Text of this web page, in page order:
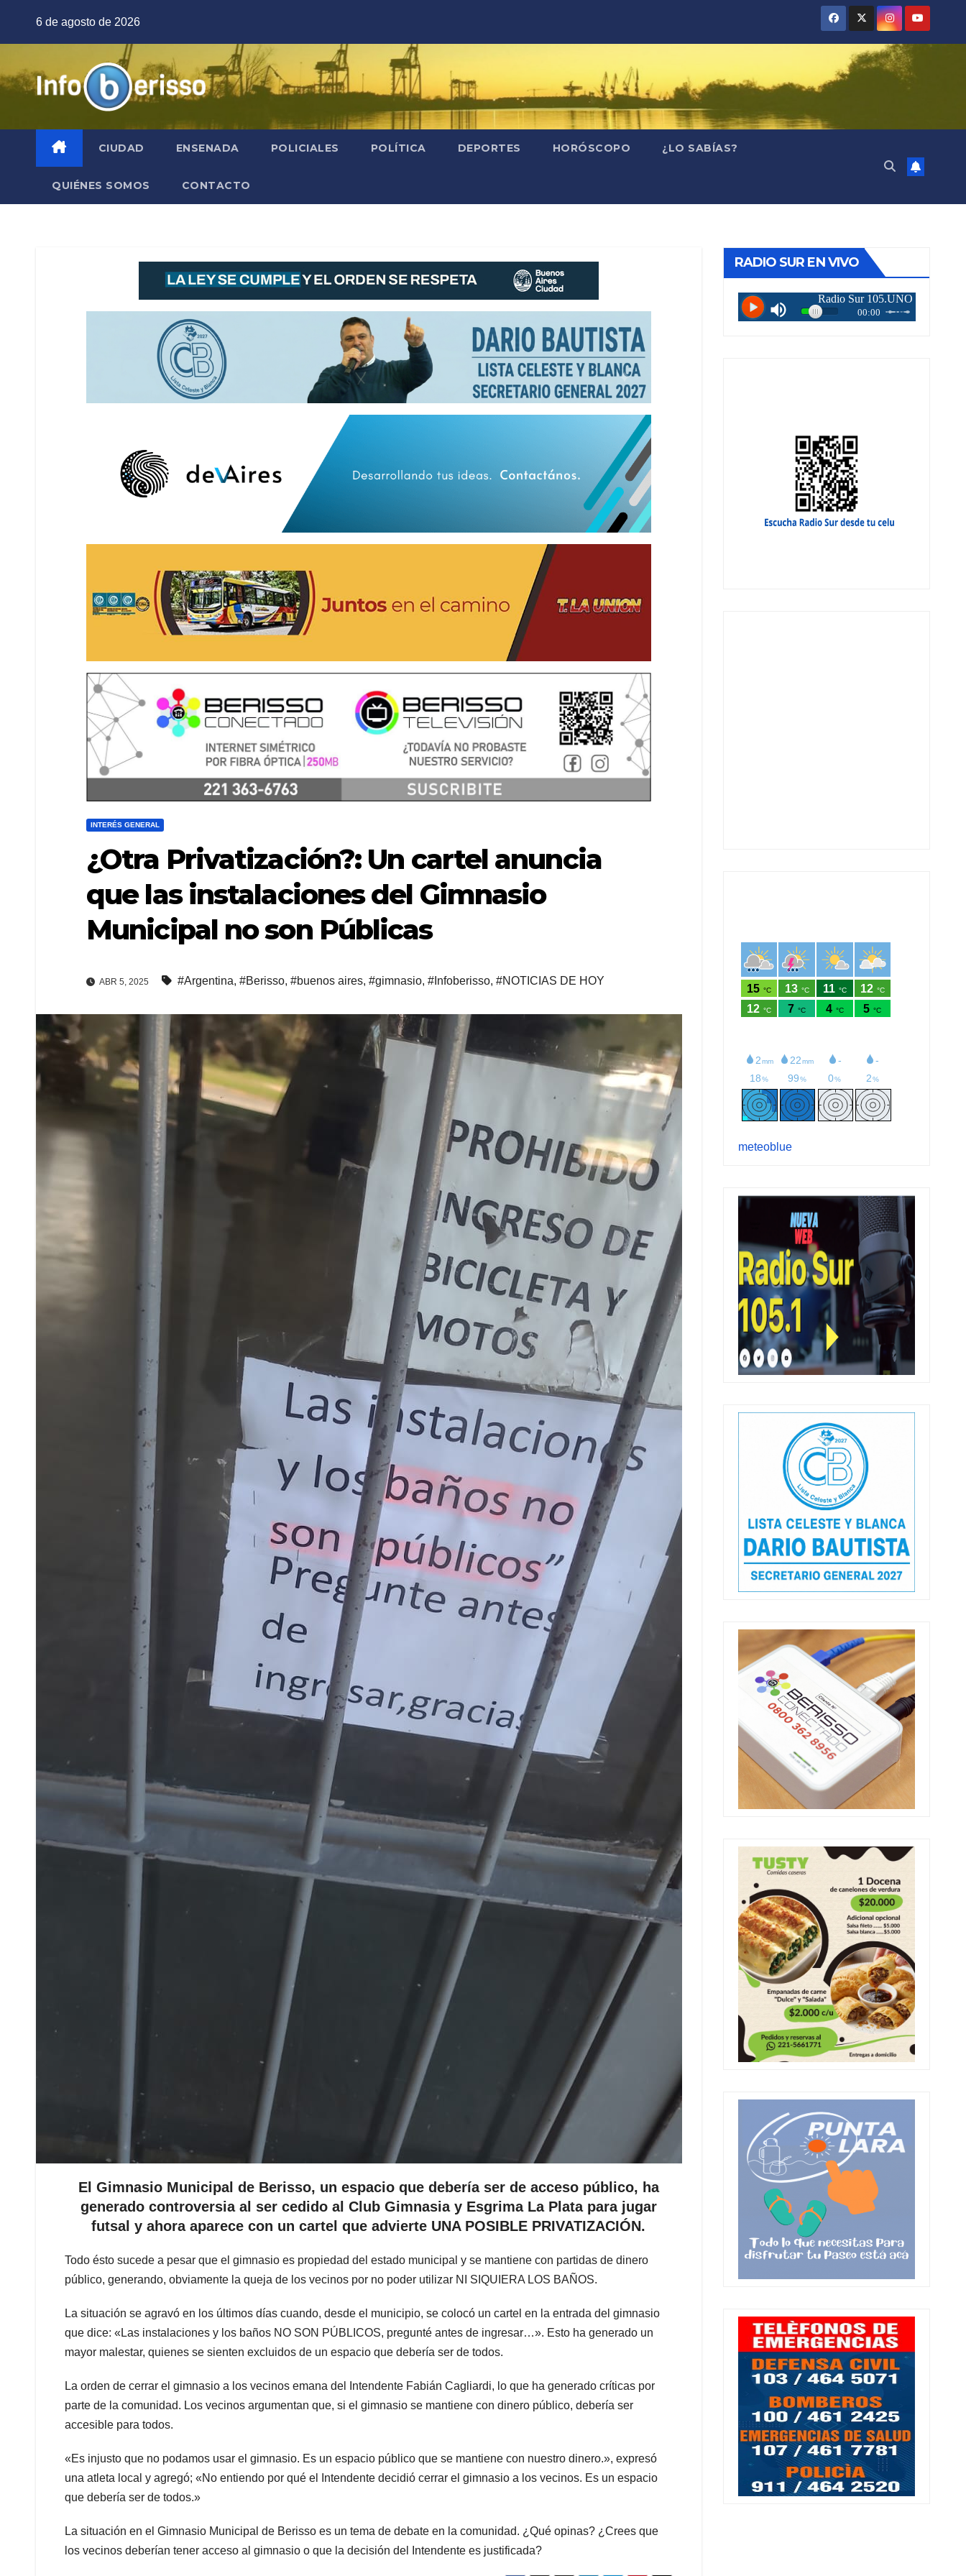
6 de agosto de 2026
CIUDAD ENSENADA POLICIALES POLÍTICA DEPORTES HORÓSCOPO ¿LO SABÍAS?
QUIÉNES SOMOS CONTACTO
INTERÉS GENERAL
¿Otra Privatización?: Un cartel anuncia
que las instalaciones del Gimnasio
Municipal no son Públicas
ABR 5, 2025 #Argentina, #Berisso, #buenos aires, #gimnasio, #Infoberisso, #NOTICIAS DE HOY
El Gimnasio Municipal de Berisso, un espacio que debería ser de acceso público, ha
generado controversia al ser cedido al Club Gimnasia y Esgrima La Plata para jugar
futsal y ahora aparece con un cartel que advierte UNA POSIBLE PRIVATIZACIÓN.
Todo ésto sucede a pesar que el gimnasio es propiedad del estado municipal y se mantiene con partidas de dinero
público, generando, obviamente la queja de los vecinos por no poder utilizar NI SIQUIERA LOS BAÑOS.
La situación se agravó en los últimos días cuando, desde el municipio, se colocó un cartel en la entrada del gimnasio
que dice: «Las instalaciones y los baños NO SON PÚBLICOS, pregunté antes de ingresar…». Esto ha generado un
mayor malestar, quienes se sienten excluidos de un espacio que debería ser de todos.
La orden de cerrar el gimnasio a los vecinos emana del Intendente Fabián Cagliardi, lo que ha generado críticas por
parte de la comunidad. Los vecinos argumentan que, si el gimnasio se mantiene con dinero público, debería ser
accesible para todos.
«Es injusto que no podamos usar el gimnasio. Es un espacio público que se mantiene con nuestro dinero.», expresó
una atleta local y agregó; «No entiendo por qué el Intendente decidió cerrar el gimnasio a los vecinos. Es un espacio
que debería ser de todos.»
La situación en el Gimnasio Municipal de Berisso es un tema de debate en la comunidad. ¿Qué opinas? ¿Crees que
los vecinos deberían tener acceso al gimnasio o que la decisión del Intendente es justificada?
RADIO SUR EN VIVO
meteoblue